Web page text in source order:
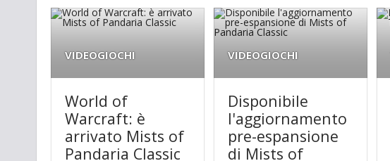
VIDEOGIOCHI
World of
Warcraft: è
arrivato Mists of
Pandaria Classic
VIDEOGIOCHI
Disponibile
l'aggiornamento
pre-espansione
di Mists of